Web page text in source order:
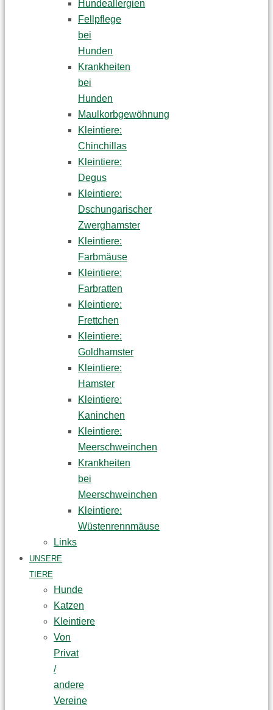
Hundeallergien
Fellpflege
bei
Hunden
Krankheiten
bei
Hunden
Maulkorbgewöhnung
Kleintiere:
Chinchillas
Kleintiere:
Degus
Kleintiere:
Dschungarischer
Zwerghamster
Kleintiere:
Farbmäuse
Kleintiere:
Farbratten
Kleintiere:
Frettchen
Kleintiere:
Goldhamster
Kleintiere:
Hamster
Kleintiere:
Kaninchen
Kleintiere:
Meerschweinchen
Krankheiten
bei
Meerschweinchen
Kleintiere:
Wüstenrennmäuse
Links
UNSERE
TIERE
Hunde
Katzen
Kleintiere
Von
Privat
/
andere
Vereine